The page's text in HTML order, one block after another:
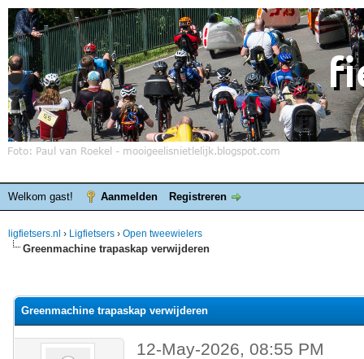
Welkom gast! Aanmelden Registreren
ligfietsers.nl › Ligfietsers › Open tweewielers
Greenmachine trapaskap verwijderen
Greenmachine trapaskap verwijderen
12-May-2026, 08:55 PM